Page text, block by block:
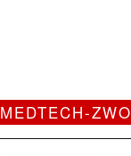
MEDTECH-ZWO